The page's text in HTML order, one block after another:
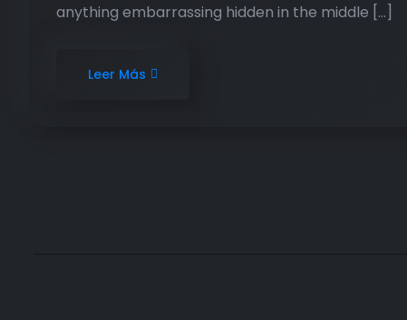
anything embarrassing hidden in the middle […]
Leer Más